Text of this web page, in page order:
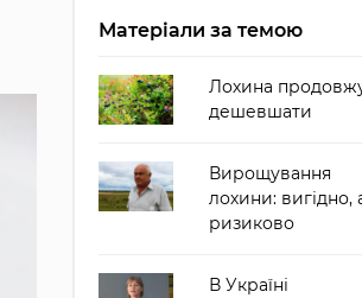
Матеріали за темою
Лохина
дешевшати
Вирощування
лохини: вигідно,
ризиково
В Україні